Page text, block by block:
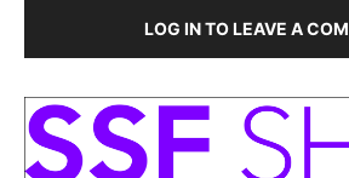
LOG IN TO LEAVE A